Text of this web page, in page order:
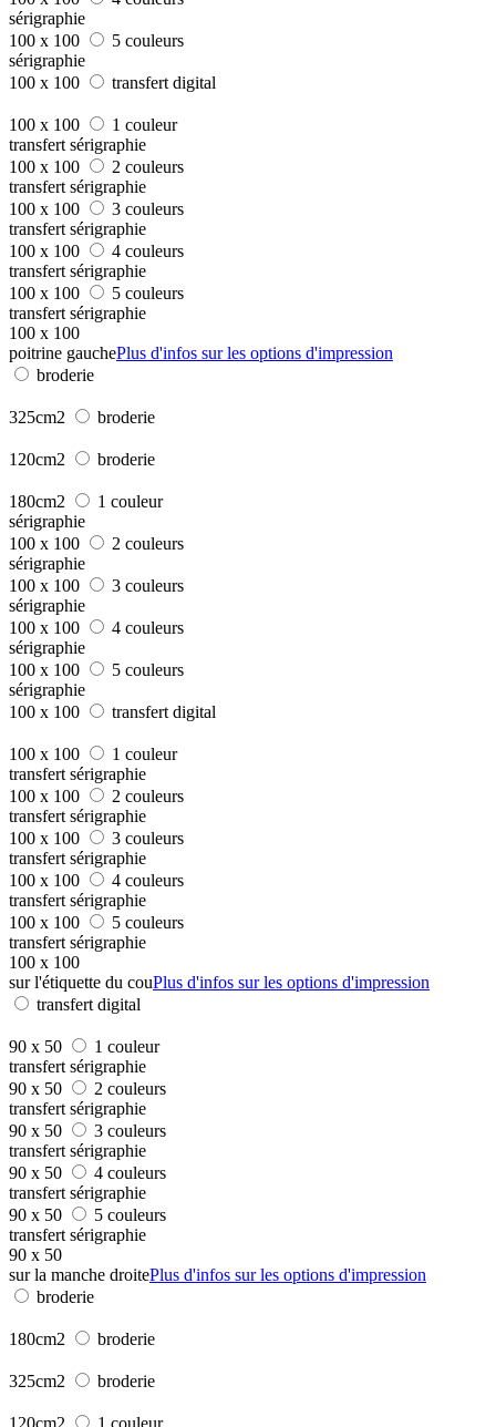
sérigraphie
100 x 100
5 couleurs
sérigraphie
100 x 100
transfert digital
100 x 100
1 couleur
transfert sérigraphie
100 x 100
2 couleurs
transfert sérigraphie
100 x 100
3 couleurs
transfert sérigraphie
100 x 100
4 couleurs
transfert sérigraphie
100 x 100
5 couleurs
transfert sérigraphie
100 x 100
poitrine gauchePlus d'infos sur les options d'impression
broderie
325cm2 broderie
120cm2 broderie
180cm2
1 couleur
sérigraphie
100 x 100
2 couleurs
sérigraphie
100 x 100
3 couleurs
sérigraphie
100 x 100
4 couleurs
sérigraphie
100 x 100
5 couleurs
sérigraphie
100 x 100
transfert digital
100 x 100
1 couleur
transfert sérigraphie
100 x 100
2 couleurs
transfert sérigraphie
100 x 100
3 couleurs
transfert sérigraphie
100 x 100
4 couleurs
transfert sérigraphie
100 x 100
5 couleurs
transfert sérigraphie
100 x 100
sur l'étiquette du couPlus d'infos sur les options d'impression
transfert digital
90 x 50
1 couleur
transfert sérigraphie
90 x 50
2 couleurs
transfert sérigraphie
90 x 50
3 couleurs
transfert sérigraphie
90 x 50
4 couleurs
transfert sérigraphie
90 x 50
5 couleurs
transfert sérigraphie
90 x 50
sur la manche droitePlus d'infos sur les options d'impression
broderie
180cm2 broderie
325cm2 broderie
120cm2 1 couleur